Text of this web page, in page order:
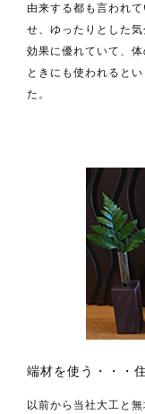
由来する都も言われ
せ、ゆったりとした
効果に優れていて、
ときにも使われると
た。
端材を使う・・・
以前から当社大工と